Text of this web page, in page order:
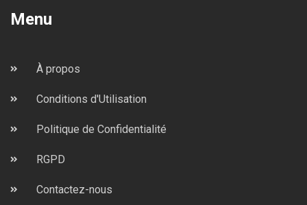
Menu
À propos
Conditions d'Utilisation
Politique de Confidentialité
RGPD
Contactez-nous